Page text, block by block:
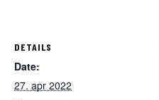
DETAILS
Date:
27. apr 2022